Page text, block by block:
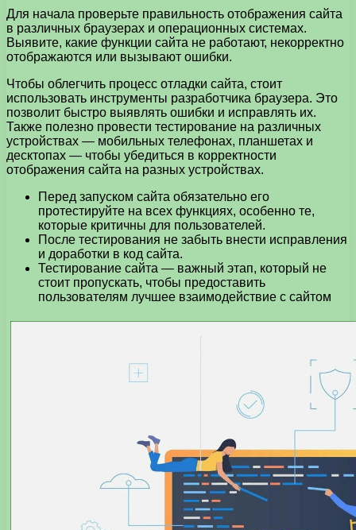
Для начала проверьте правильность отображения сайта
в различных браузерах и операционных системах.
Выявите, какие функции сайта не работают, некорректно
отображаются или вызывают ошибки.
Чтобы облегчить процесс отладки сайта, стоит
использовать инструменты разработчика браузера. Это
позволит быстро выявлять ошибки и исправлять их.
Также полезно провести тестирование на различных
устройствах — мобильных телефонах, планшетах и
десктопах — чтобы убедиться в корректности
отображения сайта на разных устройствах.
Перед запуском сайта обязательно его
протестируйте на всех функциях, особенно те,
которые критичны для пользователей.
После тестирования не забыть внести исправления
и доработки в код сайта.
Тестирование сайта — важный этап, который не
стоит пропускать, чтобы предоставить
пользователям лучшее взаимодействие с сайтом